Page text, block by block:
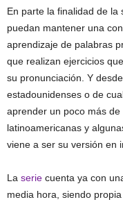
En parte la finalidad de
puedan mantener una
aprendizaje de palabras
que realizan ejercicios
su pronunciación. Y
estadounidenses o de
aprender un poco más
latinoamericanas y
viene a ser su versión en
La serie cuenta ya con
media hora, siendo